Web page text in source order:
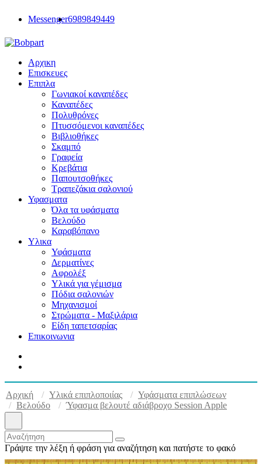
Messenger6989849449
Αρχικη
Επισκευες
Επιπλα
Γωνιακοί καναπέδες
Καναπέδες
Πολυθρόνες
Πτυσσόμενοι καναπέδες
Βιβλιοθήκες
Σκαμπό
Γραφεία
Κρεβάτια
Παπουτσοθήκες
Τραπεζάκια σαλονιού
Υφασματα
Όλα τα υφάσματα
Βελούδο
Καραβόπανο
Υλικα
Υφάσματα
Δερματίνες
Αφρολέξ
Υλικά για γέμισμα
Πόδια σαλονιών
Μηχανισμοί
Στρώματα - Μαξιλάρια
Είδη ταπετσαρίας
Επικοινωνια
Αρχική Υλικά επιπλοποιίας
Υφάσματα επιπλώσεων
Βελούδο
Ύφασμα βελουτέ αδιάβροχο Session Apple
Γράψτε την λέξη ή φράση για αναζήτηση και πατήστε το φακό